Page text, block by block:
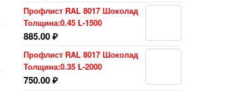
Профлист RAL 8017 Шоколад
Толщина:0.45 L-1500
885.00₽
Профлист RAL 8017 Шоколад
Толщина:0.35 L-2000
750.00₽